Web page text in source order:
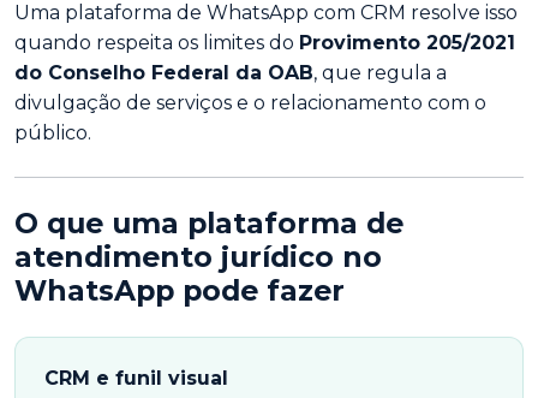
Uma plataforma de WhatsApp com CRM resolve isso
quando respeita os limites do Provimento 205/2021
do Conselho Federal da OAB, que regula a
divulgação de serviços e o relacionamento com o
público.
O que uma plataforma de
atendimento jurídico no
WhatsApp pode fazer
CRM e funil visual